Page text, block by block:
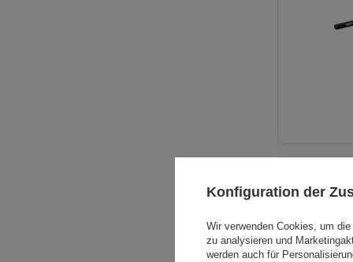
Konfiguration der
Wir verwenden Cookies, um
zu analysieren und
werden auch für